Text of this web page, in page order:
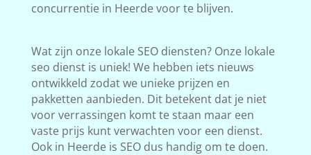
concurrentie in Heerde voor te blijven.
Wat zijn onze lokale SEO diensten? Onze lokale
seo dienst is uniek! We hebben iets nieuws
ontwikkeld zodat we unieke prijzen en
pakketten aanbieden. Dit betekent dat je niet
voor verrassingen komt te staan maar een
vaste prijs kunt verwachten voor een dienst.
Ook in Heerde is SEO dus handig om te doen.